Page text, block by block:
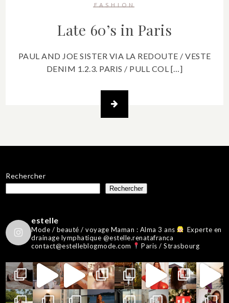
FASHION
Late 60’s in Paris
PAUL AND JOE SISTER VIA LA REDOUTE / VESTE
DENIM 1.2.3. PARIS / PULL COL […]
Rechercher
Rechercher
estelle
Mode / beauté / voyage Maman : Alma 3 ans
Experte en
drainage lymphatique @estelle.renatafranca
contact@estelleblogmode.com
Paris / Strasbourg